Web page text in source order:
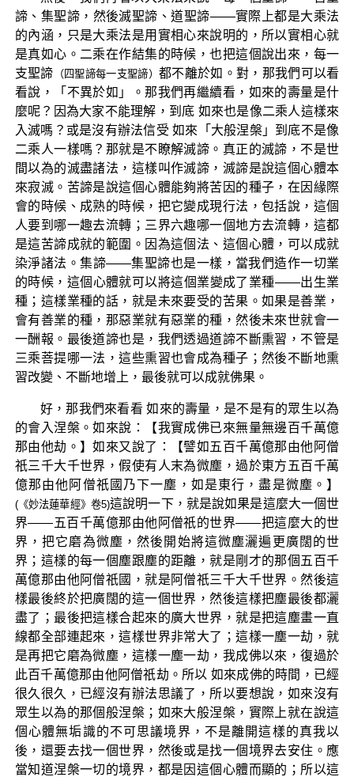
諦、集聖諦，然後滅聖諦、道聖諦——實際上都是大乘法
的內涵，只是大乘法是用實相心來說明的，所以實相心就
是真如心。二乘在作結集的時候，也把這個說出來，每一
支聖諦 （四聖諦每一支聖諦） 都不離於如。對，那我們可以看
看說，「不異於如」。那我們再繼續看，如來的壽量是什
麼呢？因為大家不能理解，到底 如來也是像二乘人這樣來
入滅嗎？或是沒有辦法信受 如來「大般涅槃」到底不是像
二乘人一樣嗎？那就是不瞭解滅諦。真正的滅諦，不是世
間以為的滅盡諸法，這樣叫作滅諦，滅諦是說這個心體本
來寂滅。苦諦是說這個心體能夠將苦因的種子，在因緣際
會的時候、成熟的時候，把它變成現行法，包括說，這個
人要到哪一趣去流轉；三界六趣哪一個地方去流轉，這都
是這苦諦成就的範圍。因為這個法、這個心體，可以成就
染淨諸法。集諦——集聖諦也是一樣，當我們造作一切業
的時候，這個心體就可以將這個業變成了業種——出生業
種；這樣業種的話，就是未來要受的苦果。如果是善業，
會有善業的種，那惡業就有惡業的種，然後未來世就會一
一酬報。最後道諦也是，我們透過道諦不斷熏習，不管是
三乘菩提哪一法，這些熏習也會成為種子；然後不斷地熏
習改變、不斷地增上，最後就可以成就佛果。
好，那我們來看看 如來的壽量，是不是有的眾生以為
的會入涅槃。如來說：【我實成佛已來無量無邊百千萬億
那由他劫。】如來又說了：【譬如五百千萬億那由他阿僧
祇三千大千世界，假使有人末為微塵，過於東方五百千萬
億那由他阿僧祇國乃下一塵，如是東行，盡是微塵。】
(《妙法蓮華經》卷5)這說明一下，就是說如果是這麼大一個世
界——五百千萬億那由他阿僧祇的世界——把這麼大的世
界，把它磨為微塵，然後開始將這微塵灑遍更廣闊的世
界；這樣的每一個塵跟塵的距離，就是剛才的那個五百千
萬億那由他阿僧祇國，就是阿僧祇三千大千世界。然後這
樣最後終於把廣闊的這一個世界，然後這樣把塵最後都灑
盡了；最後把這樣合起來的廣大世界，就是把這塵畫一直
線都全部連起來，這樣世界非常大了；這樣一塵一劫，就
是再把它磨為微塵，這樣一塵一劫，我成佛以來，復過於
此百千萬億那由他阿僧祇劫。所以 如來成佛的時間，已經
很久很久，已經沒有辦法思議了，所以要想說，如來沒有
眾生以為的那個般涅槃；如來大般涅槃，實際上就在說這
個心體無垢識的不可思議境界，不是離開這樣的真我以
後，還要去找一個世界，然後或是找一個境界去安住。應
當知道涅槃一切的境界，都是因這個心體而顯的；所以這